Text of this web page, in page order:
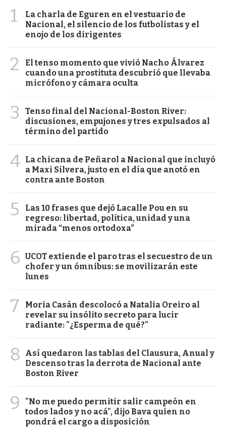
1
La charla de Eguren en el vestuario de
Nacional, el silencio de los futbolistas y el
enojo de los dirigentes
2
El tenso momento que vivió Nacho Álvarez
cuando una prostituta descubrió que llevaba
micrófono y cámara oculta
3
Tenso final del Nacional-Boston River:
discusiones, empujones y tres expulsados al
término del partido
4 La chicana de Peñarol a Nacional que incluyó
a Maxi Silvera, justo en el día que anotó en
contra ante Boston
5
Las 10 frases que dejó Lacalle Pou en su
regreso: libertad, política, unidad y una
mirada “menos ortodoxa”
6 UCOT extiende el paro tras el secuestro de un
chofer y un ómnibus: se movilizarán este
lunes
7
Moria Casán descolocó a Natalia Oreiro al
revelar su insólito secreto para lucir
radiante: "¿Esperma de qué?"
8
Así quedaron las tablas del Clausura, Anual y
Descenso tras la derrota de Nacional ante
Boston River
9
"No me puedo permitir salir campeón en
todos lados y no acá", dijo Bava quien no
pondrá el cargo a disposición